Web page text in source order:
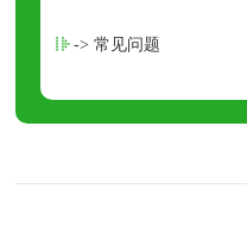
-> 常见问题